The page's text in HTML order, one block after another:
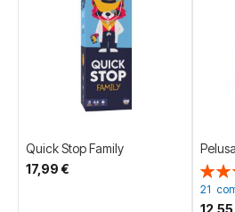
Quick Stop Family
17,99 €
93%
21